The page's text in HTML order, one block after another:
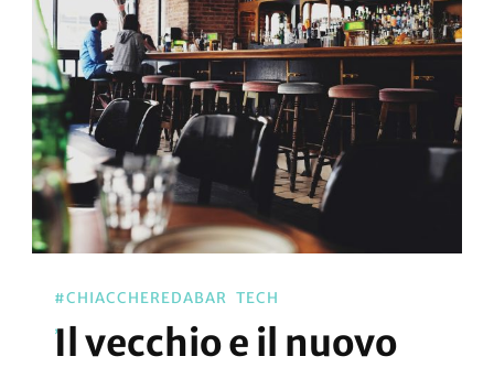
#CHIACCHEREDABAR TECH
Il vecchio e il nuovo